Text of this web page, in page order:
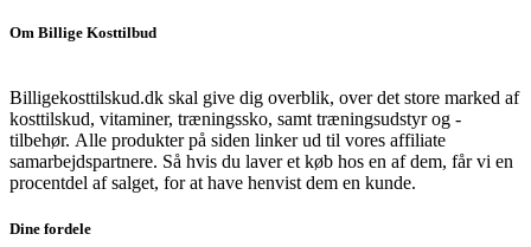
Om Billige Kosttilbud
Billigekosttilskud.dk skal give dig overblik, over det store marked af
kosttilskud, vitaminer, træningssko, samt træningsudstyr og -
tilbehør. Alle produkter på siden linker ud til vores affiliate
samarbejdspartnere. Så hvis du laver et køb hos en af dem, får vi en
procentdel af salget, for at have henvist dem en kunde.
Dine fordele